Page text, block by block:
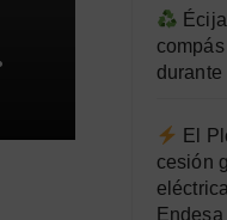
El
cesión
Endesa